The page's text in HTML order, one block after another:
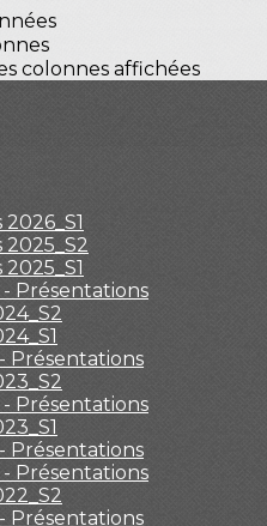
colonnes affichées
Présentations
Présentations
Présentations
Présentations
Présentations
Présentations